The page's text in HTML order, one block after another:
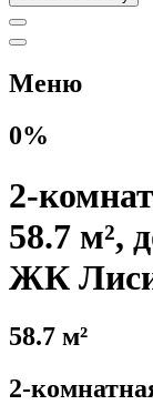
Меню
0%
2-
58.7 м²,
ЖК
58.7 м²
2-